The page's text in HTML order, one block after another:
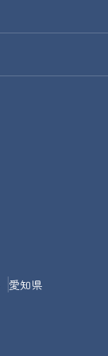
愛知県